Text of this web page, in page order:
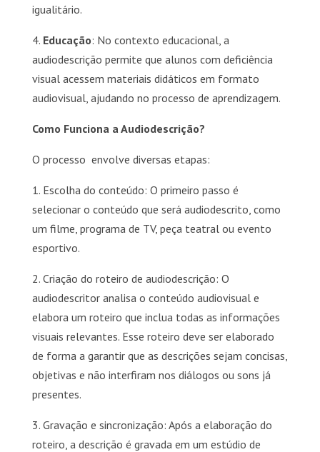
igualitário.
4. Educação: No contexto educacional, a
audiodescrição permite que alunos com deficiência
visual acessem materiais didáticos em formato
audiovisual, ajudando no processo de aprendizagem.
Como Funciona a Audiodescrição?
O processo envolve diversas etapas:
1. Escolha do conteúdo: O primeiro passo é
selecionar o conteúdo que será audiodescrito, como
um filme, programa de TV, peça teatral ou evento
esportivo.
2. Criação do roteiro de audiodescrição: O
audiodescritor analisa o conteúdo audiovisual e
elabora um roteiro que inclua todas as informações
visuais relevantes. Esse roteiro deve ser elaborado
de forma a garantir que as descrições sejam concisas,
objetivas e não interfiram nos diálogos ou sons já
presentes.
3. Gravação e sincronização: Após a elaboração do
roteiro, a descrição é gravada em um estúdio de